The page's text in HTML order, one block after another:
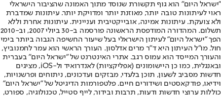
"ישראל היום" הוא גוף תקשורת שנוסד מתוך האמונה שהציבור הישראלי
ראוי לעיתונות טובה יותר, מאוזנת יותר ומדויקת יותר. עיתונות שמדברת
ולא צועקת. עיתונות אמינה, אובייקטיבית ועניינית. עיתונות אחרת וללא
תשלום. המהדורה המודפסת הראשונה פורסמה ב-30 ביולי 2007, וב-2010
הפך "ישראל היום" לעיתון הישראלי בעל שיעור החשיפה הגבוה ביותר בימי
חול. מו"ל העיתון היא ד"ר מרים אדלסון. העורך הראשי הוא עמר לחמנוביץ,
והעורך המייסד הוא עמוס רגב. אתרי האינטרנט של "ישראל היום" בעברית
ובאנגלית, כמו כן היישומונים (אפליקציות) לאנדרואיד ול-iOS, מציגים
חדשות מסביב לשעון, תוכן בלעדי, מבזקים ועדכונים, ניתוחים ופרשנויות,
וידיאו, פודקאסטים ושידורים חיים. פלטפורמות הדיגיטל של "ישראל היום"
כוללות ערוצי חדשות ודעות, תרבות ובידור, לייף סטייל, טכנולוגיה, ספורט,